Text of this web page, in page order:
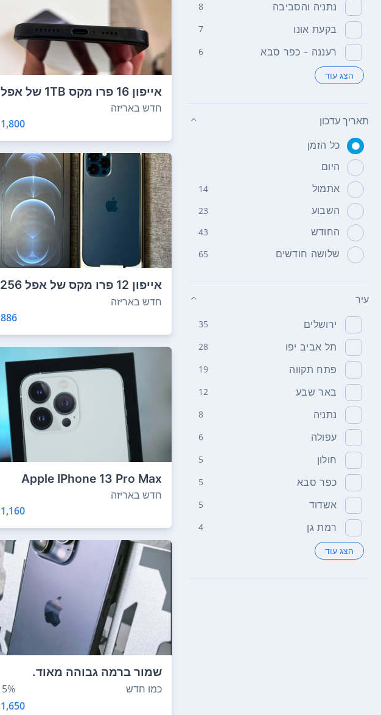
נתניה והסביבה 8
בקעת אונו 7
רעננה - כפר סבא 6
הצג עוד
תאריך עדכון
כל הזמן
היום
אתמול
14
השבוע 23
החודש 43
שלושה חודשים 65
עיר
ירושלים 35
תל אביב יפו 28
פתח תקווה 19
באר שבע 12
נתניה 8
עפולה 6
חולון 5
כפר סבא 5
אשדוד 5
רמת גן 4
הצג עוד
אייפון 16 פרו מקס 1TB של אפל
וואטסאפ: 1...
חדש באריזה
1,800 ₪
אייפון 12 פרו מקס של אפל 256
ג'יגה-בייט ...
חדש באריזה
886 ₪
Apple IPhone 13 Pro Max
256Gb Unlocked O...
חדש באריזה
1,160 ₪
שמור ברמה גבוהה מאוד.
הקודם…אין גמישות!
כמו חדש
5%
1,650 ₪